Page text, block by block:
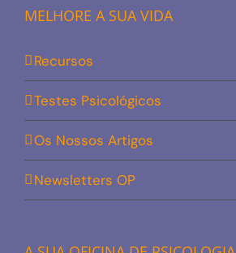
MELHORE A SUA VIDA
Recursos
Testes Psicológicos
Os Nossos Artigos
Newsletters OP